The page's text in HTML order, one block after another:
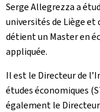
Serge Allegrezza a
universités de Liège et
détient un Master en
appliquée.
Il est le Directeur de
études économiques
également le